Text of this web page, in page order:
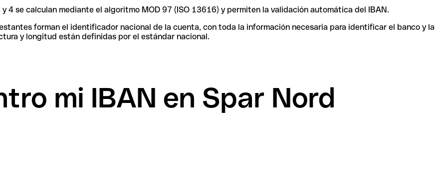
4 se calculan mediante el algoritmo MOD 97 (ISO 13616) y permiten la validación automática del IBAN.
forman el identificador nacional de la cuenta, con toda la información necesaria para identificar el banco y la
y longitud están definidas por el estándar nacional.
mi IBAN en Spar Nord